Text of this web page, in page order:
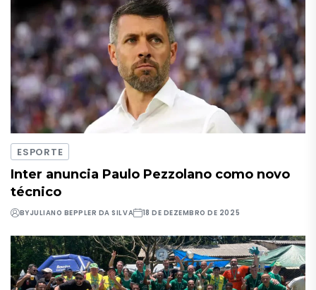
ESPORTE
Inter anuncia Paulo Pezzolano como novo
técnico
BYJULIANO BEPPLER DA SILVA 18 DE DEZEMBRO DE 2025